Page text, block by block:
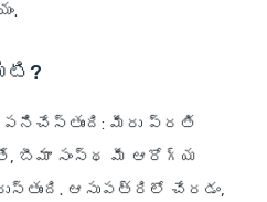
మీరు ప్రతి
బీమా సంస్థ మీ ఆరోగ్య
ఆసుపత్రిలో చేరడం,